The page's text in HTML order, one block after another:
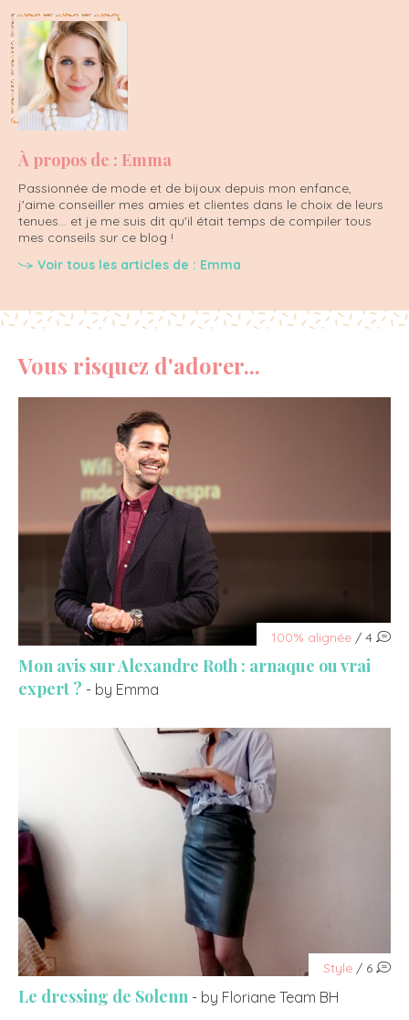
À propos de : Emma
Passionnée de mode et de bijoux depuis mon enfance,
j'aime conseiller mes amies et clientes dans le choix de leurs
tenues... et je me suis dit qu'il était temps de compiler tous
mes conseils sur ce blog !
Voir tous les articles de : Emma
Vous risquez d'adorer...
100% alignée / 4
Mon avis sur Alexandre Roth : arnaque ou vrai
expert ? - by Emma
Style / 6
Le dressing de Solenn - by Floriane Team BH